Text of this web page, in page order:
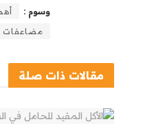
وسوم :
مقالاتذات صلة